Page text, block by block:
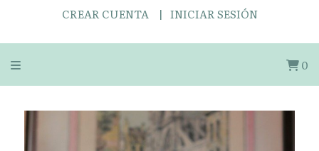
CREAR CUENTA INICIAR SESIÓN
0